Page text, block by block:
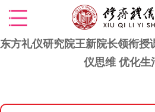
东方礼仪研究院王新院长领衔授
仪思维 优化生